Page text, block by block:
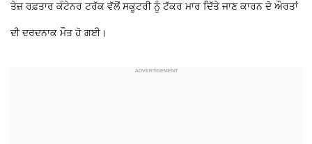
ਤੇਜ਼ ਰਫ਼ਤਾਰ ਕੰਟੇਨਰ ਟਰੱਕ ਵੱਲੋਂ ਸਕੂਟਰੀ ਨੂੰ ਟੱਕਰ ਮਾਰ ਦਿੱਤੇ ਜਾਣ ਕਾਰਨ ਦੋ ਔਰਤਾਂ
ਦੀ ਦਰਦਨਾਕ ਮੌਤ ਹੋ ਗਈ।